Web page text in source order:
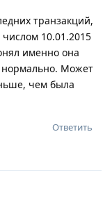
транзакций,
10.01.2015
именно она
нормально. Может
чем была
Ответить